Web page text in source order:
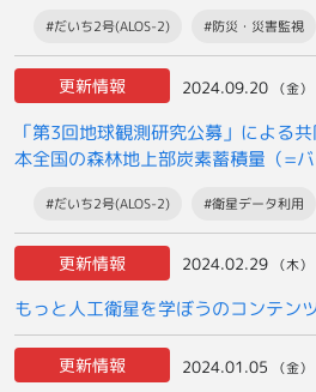
#だいち2号(ALOS-2) #防災・災害監視
更新情報 2024.09.20 （金）
「第3回地球観測研究公募」による
本全国の森林地上部炭素蓄積量（=
#だいち2号(ALOS-2) #衛星データ利用
更新情報 2024.02.29 （木）
もっと人工衛星を学ぼうのコンテン
更新情報 2024.01.05 （金）